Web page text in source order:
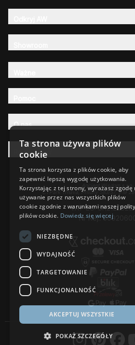
O nas
Rodzina AW
Ancient Wisdom s.r.o.,
CTPark Trnava, Prílohy 583/57, 919
VAT-EU:
Nr Rej.: 50920600
Ta strona używa plików
cookie
Ta strona korzysta z plików cookie, aby
zapewnić lepszą wygodę użytkowania.
Korzystając z tej strony, wyrażasz zgodę
używanie przez nas wszystkich plików
cookie zgodnie z warunkami naszej
plików cookie. Dowiedz się więcej
NIEZBĘDNE
WYDAJNOŚĆ
TARGETOWANIE
FUNKCJONALNOŚĆ
AKCEPTUJ WSZYSTKIE
POKAŻ SZCZEGÓŁY